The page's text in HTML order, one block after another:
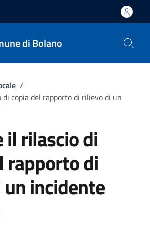
di Bolano
/
di copia del rapporto di rilievo di un
il rilascio di
rapporto di
incidente